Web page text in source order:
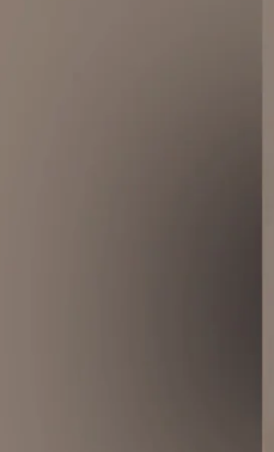
Los gritos y
son pocos los